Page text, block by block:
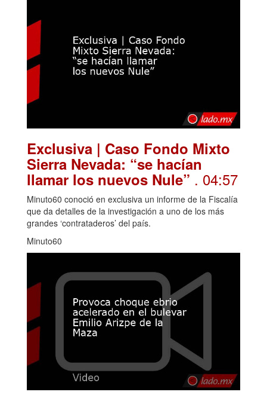
Exclusiva | Caso Fondo Mixto
Sierra Nevada: “se hacían
llamar los nuevos Nule” . 04:57
Minuto60 conoció en exclusiva un informe de la Fiscalía
que da detalles de la investigación a uno de los más
grandes ‘contrataderos’ del país.
Minuto60